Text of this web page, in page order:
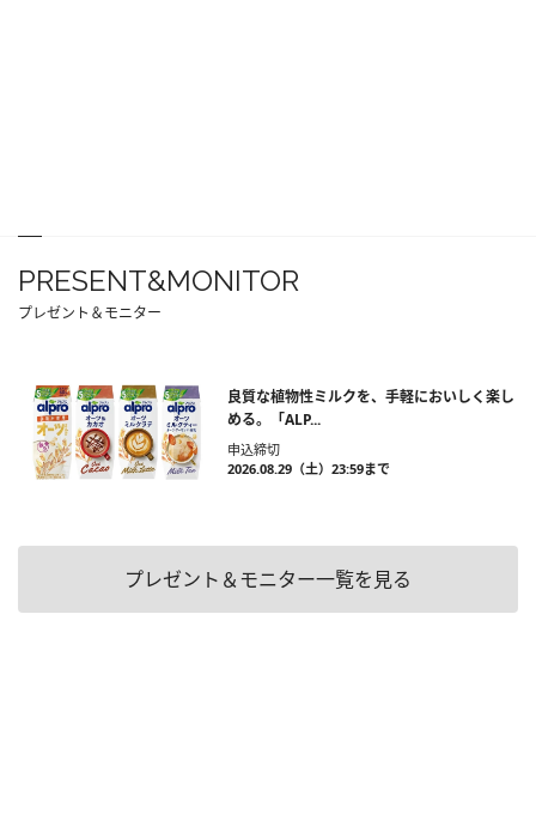
PRESENT&MONITOR
プレゼント＆モニター
良質な植物性ミルクを、手軽においしく楽し
める。「ALP...
申込締切
2026.08.29（土）23:59まで
プレゼント＆モニター一覧を見る